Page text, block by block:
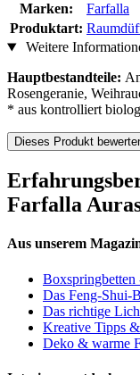
Marken:
Farfalla
Produktart:
Weitere
Hauptbestandteile:
Rosengeranie,
* aus kontrolliert
Dieses Produkt
Farfalla
Aus unserem
Boxspringbetten
Das Feng-Shui-
Das richtige
Kreative Tipps
Deko & warme